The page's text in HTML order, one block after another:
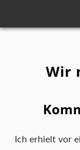
Wir
Ich erhielt vor